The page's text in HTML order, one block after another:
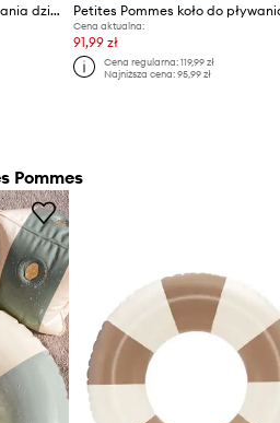
Petites Pommes koło do pływania dziecięce ANNA 60CM
Cena aktualna:
91,99 zł
Cena regularna: 119,99 zł
Najniższa cena: 95,99 zł
Pommes